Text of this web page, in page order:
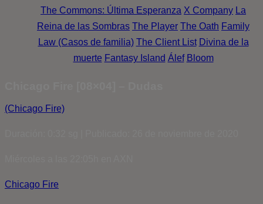
The Commons: Última Esperanza X Company La
Reina de las Sombras The Player The Oath Family
Law (Casos de familia) The Client List Divina de la
muerte Fantasy Island Álef Bloom
(Chicago Fire)
Chicago Fire